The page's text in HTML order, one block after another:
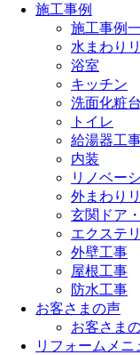
施工事例
施工事例
水まわり
浴室
キッチン
洗面化粧台
トイレ
給湯器工
内装
リノベー
外まわり
玄関ドア
エクステ
外壁工事
屋根工事
防水工事
お客さまの声
お客さま
リフォームメニ